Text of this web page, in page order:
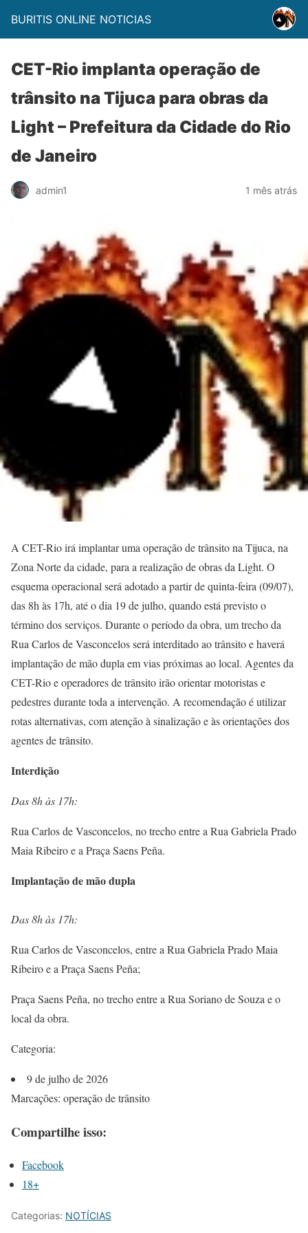
BURITIS ONLINE NOTICIAS
CET-Rio implanta operação de
trânsito na Tijuca para obras da
Light – Prefeitura da Cidade do Rio
de Janeiro
admin1 1 mês atrás
A CET-Rio irá implantar uma operação de trânsito na Tijuca, na
Zona Norte da cidade, para a realização de obras da Light. O
esquema operacional será adotado a partir de quinta-feira (09/07),
das 8h às 17h, até o dia 19 de julho, quando está previsto o
término dos serviços. Durante o período da obra, um trecho da
Rua Carlos de Vasconcelos será interditado ao trânsito e haverá
implantação de mão dupla em vias próximas ao local. Agentes da
CET-Rio e operadores de trânsito irão orientar motoristas e
pedestres durante toda a intervenção. A recomendação é utilizar
rotas alternativas, com atenção à sinalização e às orientações dos
agentes de trânsito.
Interdição
Das 8h às 17h:
Rua Carlos de Vasconcelos, no trecho entre a Rua Gabriela Prado
Maia Ribeiro e a Praça Saens Peña.
Implantação de mão dupla
Das 8h às 17h:
Rua Carlos de Vasconcelos, entre a Rua Gabriela Prado Maia
Ribeiro e a Praça Saens Peña;
Praça Saens Peña, no trecho entre a Rua Soriano de Souza e o
local da obra.
Categoria:
9 de julho de 2026
Marcações: operação de trânsito
Compartilhe isso:
Facebook
18+
Categorias: NOTÍCIAS